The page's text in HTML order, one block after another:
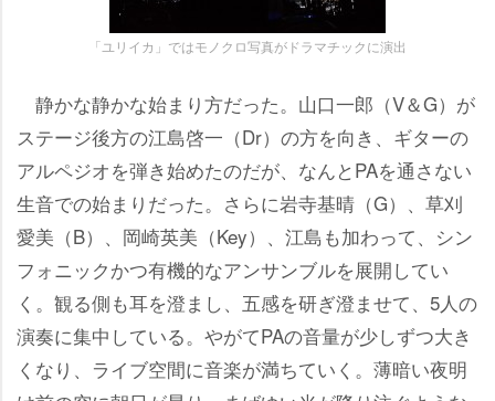
「ユリイカ」ではモノクロ写真がドラマチックに演出
静かな静かな始まり方だった。山口一郎（V＆G）が
ステージ後方の江島啓一（Dr）の方を向き、ギターの
アルペジオを弾き始めたのだが、なんとPAを通さない
生音での始まりだった。さらに岩寺基晴（G）、草刈
愛美（B）、岡崎英美（Key）、江島も加わって、シン
フォニックかつ有機的なアンサンブルを展開してい
く。観る側も耳を澄まし、五感を研ぎ澄ませて、5人の
演奏に集中している。やがてPAの音量が少しずつ大き
くなり、ライブ空間に音楽が満ちていく。薄暗い夜明